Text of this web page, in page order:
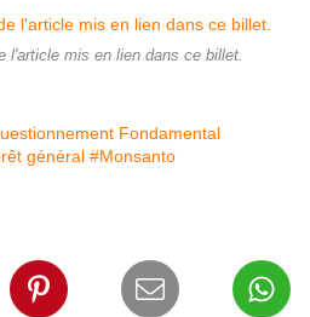
l'article mis en lien dans ce billet.
Fondamental
général #Monsanto